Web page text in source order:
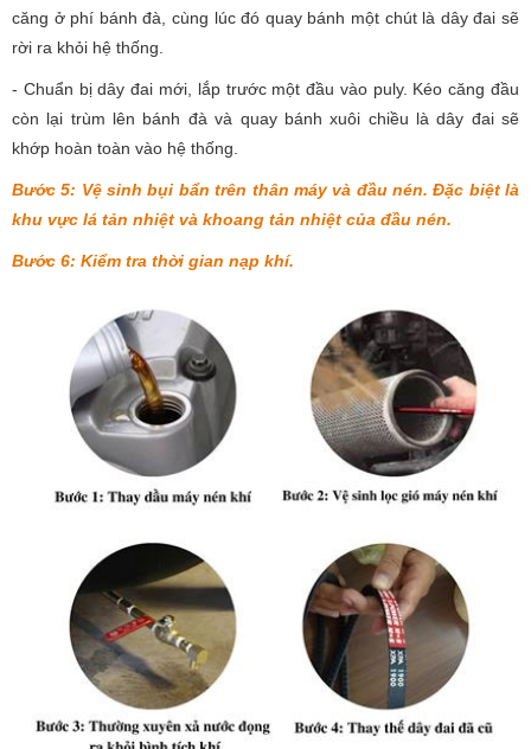
căng ở phí bánh đà, cùng lúc đó quay bánh một chút là dây đai sẽ
rời ra khỏi hệ thống.
- Chuẩn bị dây đai mới, lắp trước một đầu vào puly. Kéo căng đầu
còn lại trùm lên bánh đà và quay bánh xuôi chiều là dây đai sẽ
khớp hoàn toàn vào hệ thống.
Bước 5: Vệ sinh bụi bẩn trên thân máy và đầu nén. Đặc biệt là
khu vực lá tản nhiệt và khoang tản nhiệt của đầu nén.
Bước 6: Kiểm tra thời gian nạp khí.